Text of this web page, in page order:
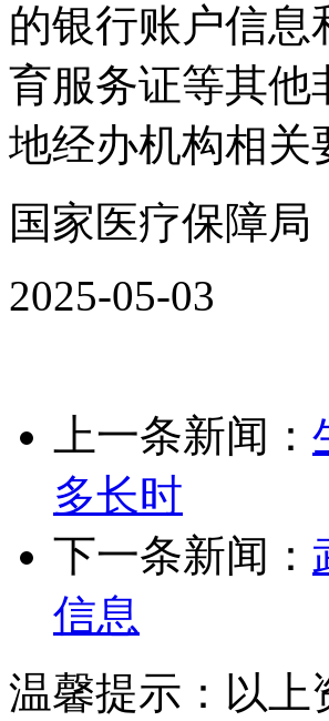
的银行账户信息
育服务证等其他
地经办机构相关
国家医疗保障局
2025-05-03
上一条新闻：
多长时
下一条新闻：
信息
温馨提示：以上